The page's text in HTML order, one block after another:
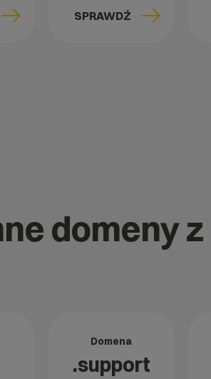
SPRAWDŹ
domeny
Domena
.support